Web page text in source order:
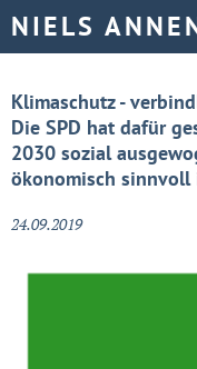
Aktive Politik
Klimaschutz -
Die SPD hat dafür
2030 sozial
ökonomisch sinnvoll
24.09.2019